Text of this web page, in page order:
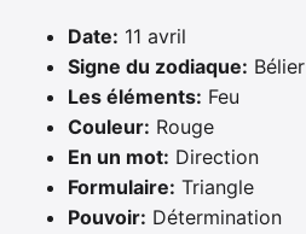
Date: 11 avril
Signe du zodiaque: Bélier
Les éléments: Feu
Couleur: Rouge
En un mot: Direction
Formulaire: Triangle
Pouvoir: Détermination